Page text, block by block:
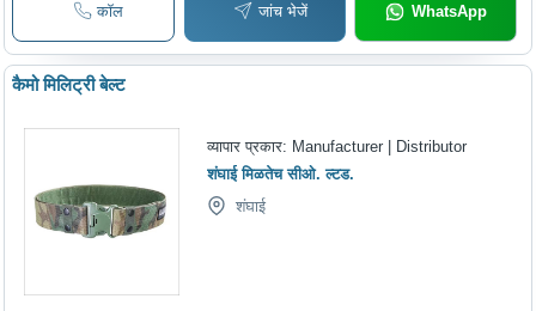
कॉल जांच भेजें WhatsApp
कैमो मिलिट्री बेल्ट
व्यापार प्रकार: Manufacturer | Distributor
शंघाई मिळतेच सीओ. ल्टड.
शंघाई